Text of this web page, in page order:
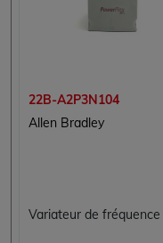
22B-A2P3N104
Allen Bradley